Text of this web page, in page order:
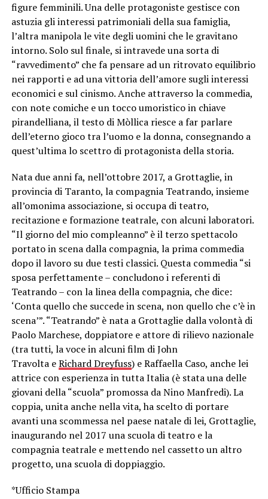
figure femminili. Una delle protagoniste gestisce con
astuzia gli interessi patrimoniali della sua famiglia,
l’altra manipola le vite degli uomini che le gravitano
intorno. Solo sul finale, si intravede una sorta di
“ravvedimento” che fa pensare ad un ritrovato equilibrio
nei rapporti e ad una vittoria dell’amore sugli interessi
economici e sul cinismo. Anche attraverso la commedia,
con note comiche e un tocco umoristico in chiave
pirandelliana, il testo di Mòllica riesce a far parlare
dell’eterno gioco tra l’uomo e la donna, consegnando a
quest’ultima lo scettro di protagonista della storia.
Nata due anni fa, nell’ottobre 2017, a Grottaglie, in
provincia di Taranto, la compagnia Teatrando, insieme
all’omonima associazione, si occupa di teatro,
recitazione e formazione teatrale, con alcuni laboratori.
“Il giorno del mio compleanno” è il terzo spettacolo
portato in scena dalla compagnia, la prima commedia
dopo il lavoro su due testi classici. Questa commedia “si
sposa perfettamente – concludono i referenti di
Teatrando – con la linea della compagnia, che dice:
‘Conta quello che succede in scena, non quello che c’è in
scena’”. “Teatrando” è nata a Grottaglie dalla volontà di
Paolo Marchese, doppiatore e attore di rilievo nazionale
(tra tutti, la voce in alcuni film di John
Travolta eRichard Dreyfuss) e Raffaella Caso, anche lei
attrice con esperienza in tutta Italia (è stata una delle
giovani della “scuola” promossa da Nino Manfredi). La
coppia, unita anche nella vita, ha scelto di portare
avanti una scommessa nel paese natale di lei, Grottaglie,
inaugurando nel 2017 una scuola di teatro e la
compagnia teatrale e mettendo nel cassetto un altro
progetto, una scuola di doppiaggio.
*Ufficio Stampa